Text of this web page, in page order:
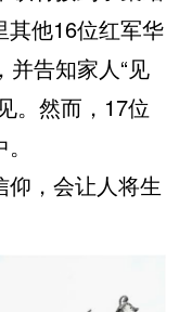
其他16位红军华
并告知家人“见
。然而，17位
，会让人将生